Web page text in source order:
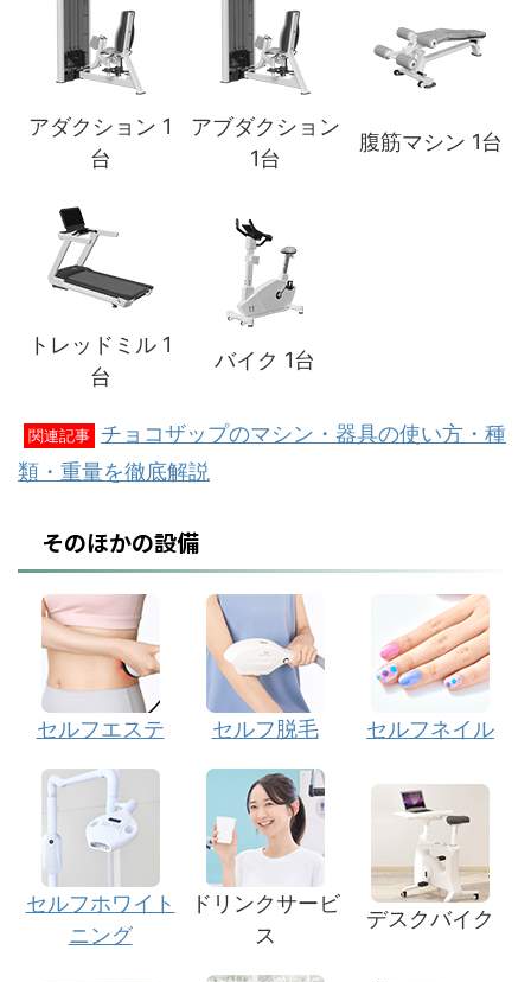
アダクション 1
台
アブダクション
1台
腹筋マシン 1台
トレッドミル 1
台
バイク 1台
関連記事
チョコザップのマシン・器具の使い方・種
類・重量を徹底解説
そのほかの設備
セルフエステ セルフ脱毛 セルフネイル
セルフホワイト
ニング
ドリンクサービ
ス
デスクバイク